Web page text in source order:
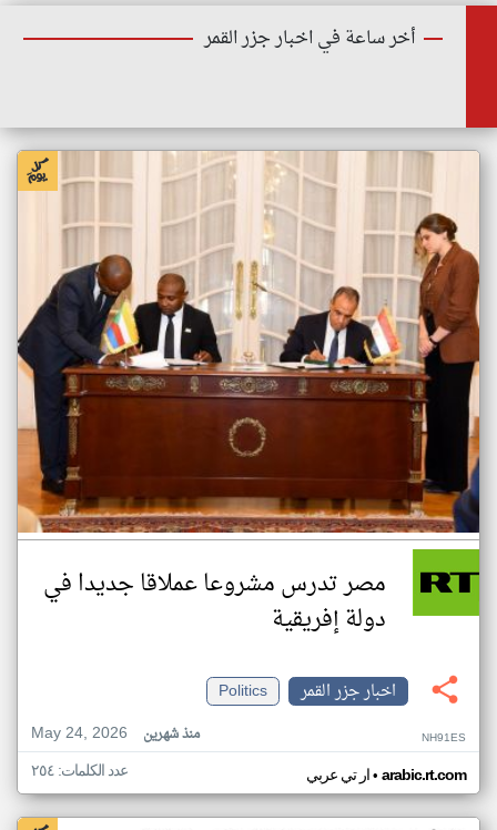
أخر ساعة في اخبار جزر القمر
مصر تدرس مشروعا عملاقا جديدا في
دولة إفريقية
اخبار جزر القمر
Politics
May 24, 2026
منذ شهرين NH91ES
ار تي عربي• arabic.rt.com عدد الكلمات: ٢٥٤